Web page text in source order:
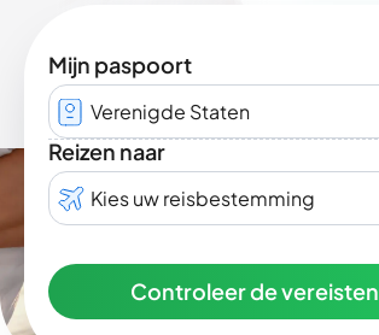
Mijn paspoort
Verenigde Staten
Reizen naar
Kies uw reisbestemming
Controleer de vereisten